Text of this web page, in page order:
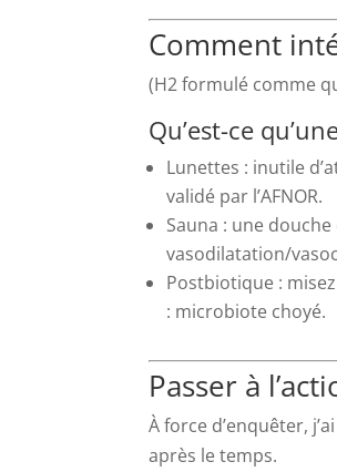
Comment
(H2 formulé comme
Qu’est-ce
Lunettes : inutile
validé par l’AFNOR.
Sauna : une
vasodilatation/
Postbiotique :
: microbiote choyé.
Passer à
À force d’enquêter,
après le temps.